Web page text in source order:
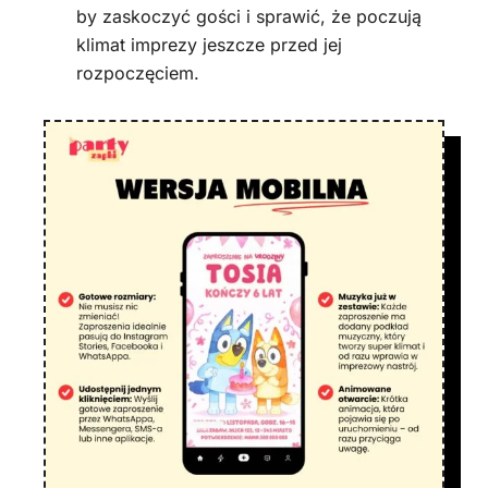
by zaskoczyć gości i sprawić, że poczują
klimat imprezy jeszcze przed jej
rozpoczęciem.